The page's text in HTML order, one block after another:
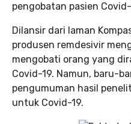
pengobatan pasien Covid-
Dilansir dari laman
produsen remdesivir
mengobati orang yang
Covid-19. Namun, baru-
pengumuman hasil
untuk Covid-19.